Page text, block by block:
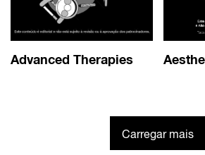
Advanced Therapies
Carregar mais